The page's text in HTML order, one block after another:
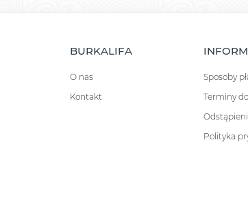
BURKALIFA
O nas
Kontakt
Sposoby
Terminy
Polityka